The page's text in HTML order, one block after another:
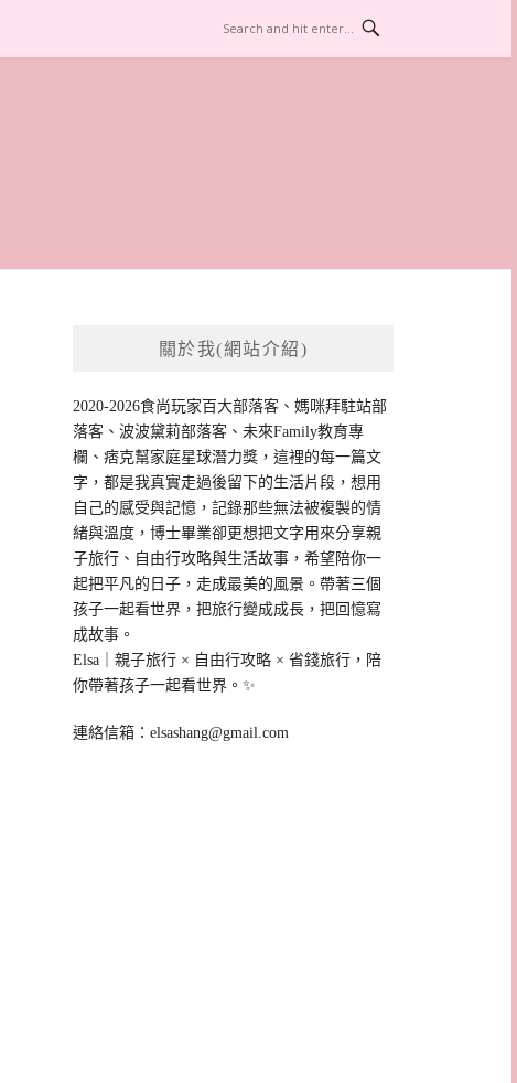
關於我(網站介紹)
2020-2026食尚玩家百大部落客、媽咪拜駐站部
落客、波波黛莉部落客、未來Family教育專
欄、痞克幫家庭星球潛力獎，這裡的每一篇文
字，都是我真實走過後留下的生活片段，想用
自己的感受與記憶，記錄那些無法被複製的情
緒與溫度，博士畢業卻更想把文字用來分享親
子旅行、自由行攻略與生活故事，希望陪你一
起把平凡的日子，走成最美的風景。帶著三個
孩子一起看世界，把旅行變成成長，把回憶寫
成故事。
Elsa｜親子旅行 × 自由行攻略 × 省錢旅行，陪
你帶著孩子一起看世界。✨
連絡信箱：elsashang@gmail.com